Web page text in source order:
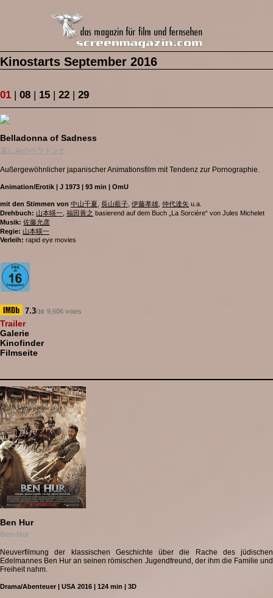
Kinostarts September 2016
01 | 08 | 15 | 22 | 29
Belladonna of Sadness
哀しみのベラドンナ
Außergewöhnlicher japanischer Animationsfilm mit Tendenz zur Pornographie.
Animation/Erotik | J 1973 | 93 min | OmU
mit den Stimmen von 中山千夏 長山藍子 伊藤孝雄 仲代達矢 u.a.
Drehbuch: 山本暎一 福田善之 basierend auf dem Buch „La Sorcière“ von Jules Michelet
Musik: 佐藤允彦
Regie: 山本暎一
Verleih: rapid eye movies
7.3/10 9,606 votes
Trailer
Galerie
Kinofinder
Filmseite
Ben Hur
Ben-Hur
Neuverfilmung der klassischen Geschichte über die Rache des jüdischen
Edelmannes Ben Hur an seinen römischen Jugendfreund, der ihm die Familie und
Freiheit nahm.
Drama/Abenteuer | USA 2016 | 124 min | 3D